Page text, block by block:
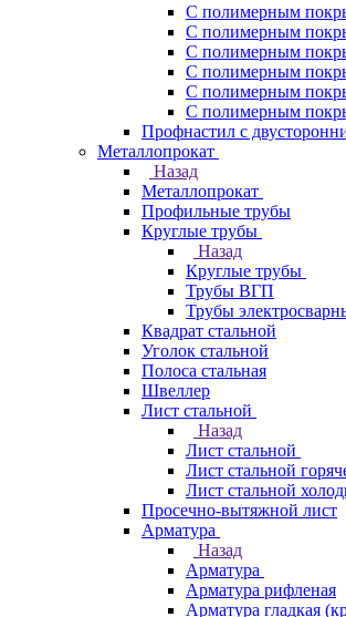
С полимерным
С полимерным
С полимерным
С полимерным
С полимерным
С полимерным
Профнастил с
Металлопрокат
Назад
Металлопрокат
Профильные трубы
Круглые трубы
Назад
Круглые трубы
Трубы ВГП
Трубы
Квадрат стальной
Уголок стальной
Полоса стальная
Швеллер
Лист стальной
Назад
Лист стальной
Лист стальной
Лист стальной
Просечно-вытяжной лист
Арматура
Назад
Арматура
Арматура рифленая
Арматура гладкая